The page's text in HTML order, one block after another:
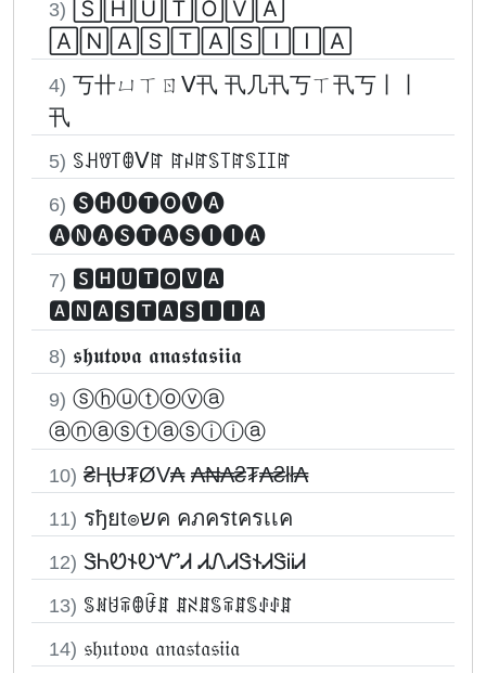
3) 🅂🄷🅄🅃🄾🅅🄰
🄰🄽🄰🅂🅃🄰🅂🄸🄸🄰
4) 丂卄ㄩㄒㄖᐯ卂 卂几卂丂ㄒ卂丂丨丨
卂
5) ꌗꃅꀎ꓄ꂦᐯꍏ ꍏꈤꍏꌗ꓄ꍏꌗꀤꀤꍏ
6) 🅢🅗🅤🅣🅞🅥🅐
🅐🅝🅐🅢🅣🅐🅢🅘🅘🅐
7) 🆂🅷🆄🆃🅾🆅🅰
🅰🅽🅰🆂🆃🅰🆂🅸🅸🅰
8) 𝖘𝖍𝖚𝖙𝖔𝖛𝖆 𝖆𝖓𝖆𝖘𝖙𝖆𝖘𝖎𝖎𝖆
9) ⓢⓗⓤⓣⓞⓥⓐ
ⓐⓝⓐⓢⓣⓐⓢⓘⓘⓐ
10) ₴ⱧɄ₮ØV₳ ₳₦₳₴₮₳₴łł₳
11) รђยt๏שค คภครtครเเค
12) ᏕᏂᏬ𐐆ᎧᏉᏗ ᏗᏁᏗᏕ𐐆ᏗᏕᎥᎥᏗ
13) ꌚꍩꐇꋖꂦꀰꁲ ꁲꋊꁲꌚꋖꁲꌚꂑꂑꁲ
14) 𝔰𝔥𝔲𝔱𝔬𝔳𝔞 𝔞𝔫𝔞𝔰𝔱𝔞𝔰𝔦𝔦𝔞